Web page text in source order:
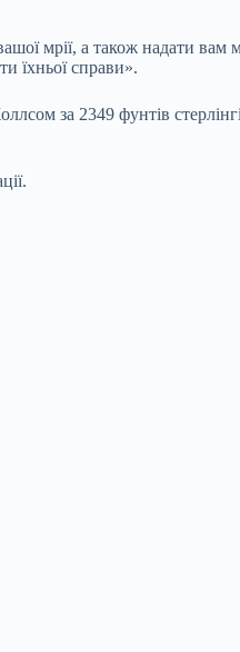
мрії, а також надати вам
їхньої справи».
за 2349 фунтів